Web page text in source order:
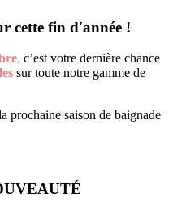
cette fin d'année !
, c’est votre dernière chance
sur toute notre gamme de
prochaine saison de baignade